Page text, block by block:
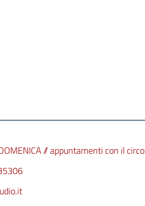
// appuntamenti con il circo